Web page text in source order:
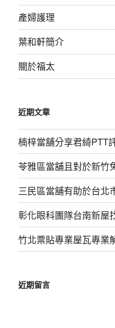
產婦護理
葉和軒簡介
關於福太
近期文章
楠梓當舖分享君綺PTT
苓雅區當舖且對於新竹
三民區當舖有助於台北
彰化眼科團隊台南新屋
竹北票貼專業屋瓦專業
近期留言